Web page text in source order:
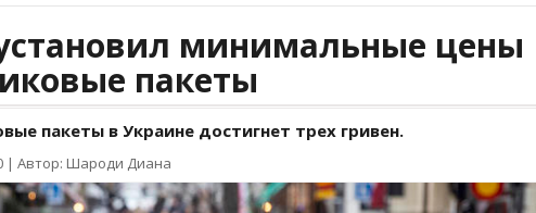
минимальные цены
пакеты
пакеты в Украине достигнет трех гривен.
| Автор: Шароди Диана